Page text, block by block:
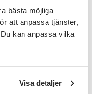
bästa möjliga
att anpassa tjänster,
kan anpassa vilka
Visa detaljer
Jägdahl och
i mer än 25 år och
Association of